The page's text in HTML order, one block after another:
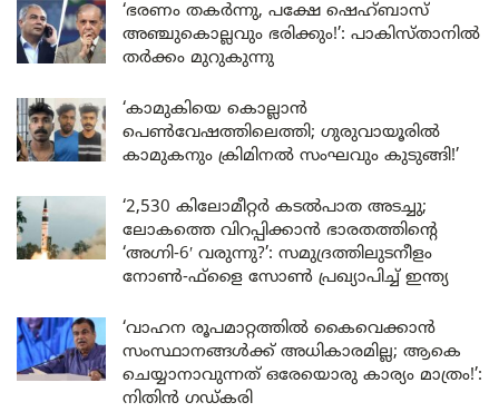
‘ഭരണം തകർന്നു, പക്ഷേ ഷെഹ്ബാസ്
അഞ്ചുകൊല്ലവും ഭരിക്കും!’: പാകിസ്താനിൽ
തർക്കം മുറുകുന്നു
‘കാമുകിയെ കൊല്ലാൻ
പെൺവേഷത്തിലെത്തി; ഗുരുവായൂരിൽ
കാമുകനും ക്രിമിനൽ സംഘവും കുടുങ്ങി!’
‘2,530 കിലോമീറ്റർ കടൽപാത അടച്ചു;
ലോകത്തെ വിറപ്പിക്കാൻ ഭാരതത്തിന്റെ
‘അഗ്നി-6′ വരുന്നു?’: സമുദ്രത്തിലുടനീളം
നോൺ-ഫ്ളൈ സോൺ പ്രഖ്യാപിച്ച് ഇന്ത്യ
‘വാഹന രൂപമാറ്റത്തിൽ കൈവെക്കാൻ
സംസ്ഥാനങ്ങൾക്ക് അധികാരമില്ല; ആകെ
ചെയ്യാനാവുന്നത് ഒരേയൊരു കാര്യം മാത്രം!’:
നിതിൻ ഗഡ്കരി